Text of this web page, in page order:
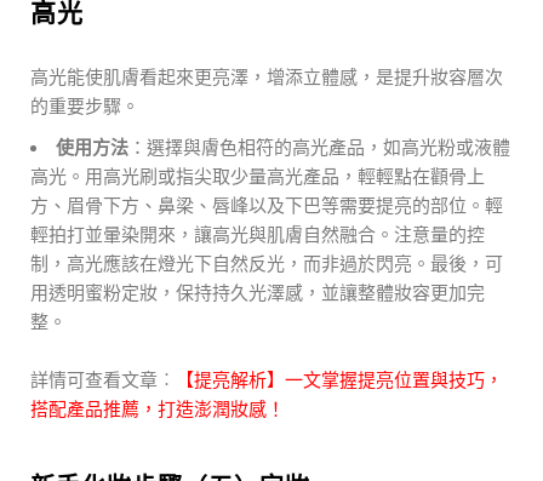
高光
高光能使肌膚看起來更亮澤，增添立體感，是提升妝容層次
的重要步驟。
使用方法 ：選擇與膚色相符的高光產品，如高光粉或液體
高光。用高光刷或指尖取少量高光產品，輕輕點在顴骨上
方、眉骨下方、鼻梁、唇峰以及下巴等需要提亮的部位。輕
輕拍打並暈染開來，讓高光與肌膚自然融合。注意量的控
制，高光應該在燈光下自然反光，而非過於閃亮。最後，可
用透明蜜粉定妝，保持持久光澤感，並讓整體妝容更加完
整。
詳情可查看文章︰
【提亮解析】一文掌握提亮位置與技巧，
搭配產品推薦，打造澎潤妝感！